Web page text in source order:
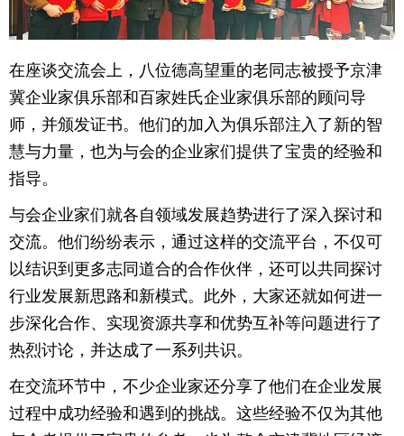
在座谈交流会上，八位德高望重的老同志被授予京津
冀企业家俱乐部和百家姓氏企业家俱乐部的顾问导
师，并颁发证书。他们的加入为俱乐部注入了新的智
慧与力量，也为与会的企业家们提供了宝贵的经验和
指导。
与会企业家们就各自领域发展趋势进行了深入探讨和
交流。他们纷纷表示，通过这样的交流平台，不仅可
以结识到更多志同道合的合作伙伴，还可以共同探讨
行业发展新思路和新模式。此外，大家还就如何进一
步深化合作、实现资源共享和优势互补等问题进行了
热烈讨论，并达成了一系列共识。
在交流环节中，不少企业家还分享了他们在企业发展
过程中成功经验和遇到的挑战。这些经验不仅为其他